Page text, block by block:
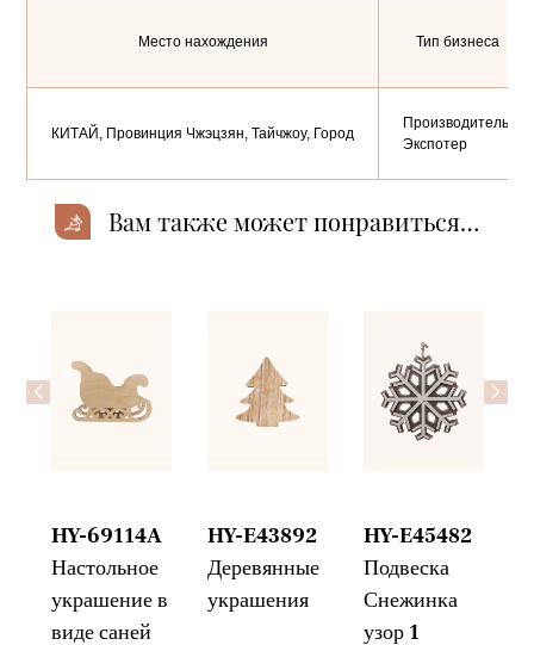
Место нахождения Тип бизнеса
КИТАЙ, Провинция Чжэцзян, Тайчжоу, Город
Производитель,
Экспотер
Вам также может понравиться…
HY-69114A
Настольное
украшение в
виде саней
HY-E43892
Деревянные
украшения
HY-E45482
Подвеска
Снежинка
узор 1
< >